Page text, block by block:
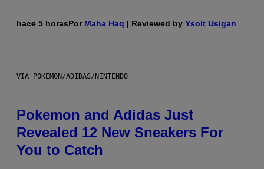
hace 5 horasPor Maha Haq | Reviewed by Ysolt Usigan
VIA POKEMON/ADIDAS/NINTENDO
Pokemon and Adidas Just
Revealed 12 New Sneakers For
You to Catch